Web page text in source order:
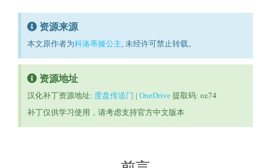
资源来源
本文原作者为科洛蒂娅公主, 未经许可禁止转载。
资源地址
汉化补丁资源地址: 度盘传送门 | OneDrive 提取码: oz74
补丁仅供学习使用，请考虑支持官方中文版本